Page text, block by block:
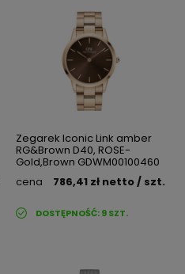
Zegarek Iconic Link amber
RG&Brown D40, ROSE-
Gold,Brown GDWM00100460
cena
786,41 zł netto/ szt.
DOSTĘPNOŚĆ:9SZT.